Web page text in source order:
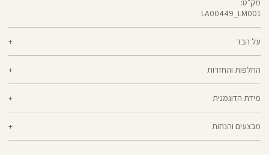
על הבד
החלפות והחזרות
מידת הדוגמנית
מבצעים והנחות
מק"ט:
LA00449_LM001
למדיניות ההחזרות\החלפות של הרשת.
מוצרים בלעדיים לאתר או שאינם במלאי - לא ניתן להחליף אך ניתן לבצע החזרה
ולקבל החזר כספי.